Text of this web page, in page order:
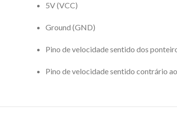
5V (VCC)
Ground (GND)
Pino de velocidade sentido dos
Pino de velocidade sentido contrário